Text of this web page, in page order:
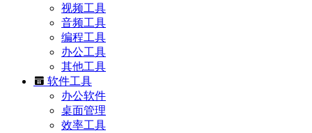
视频工具
音频工具
编程工具
办公工具
其他工具
软件工具
办公软件
桌面管理
效率工具